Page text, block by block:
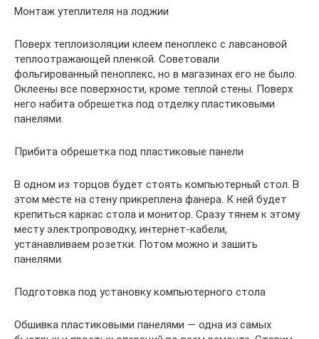
Монтаж утеплителя на лоджии
Поверх теплоизоляции клеем пеноплекс с лавсановой
теплоотражающей пленкой. Советовали
фольгированный пеноплекс, но в магазинах его не было.
Оклеены все поверхности, кроме теплой стены. Поверх
него набита обрешетка под отделку пластиковыми
панелями.
Прибита обрешетка под пластиковые панели
В одном из торцов будет стоять компьютерный стол. В
этом месте на стену прикреплена фанера. К ней будет
крепиться каркас стола и монитор. Сразу тянем к этому
месту электропроводку, интернет-кабели,
устанавливаем розетки. Потом можно и зашить
панелями.
Подготовка под установку компьютерного стола
Обшивка пластиковыми панелями — одна из самых